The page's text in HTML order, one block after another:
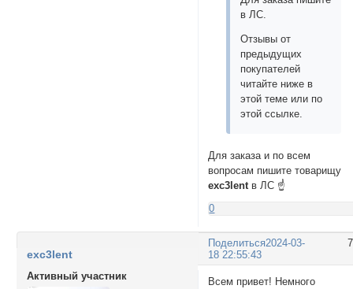
в ЛС.
Отзывы от
предыдущих
покупателей
читайте ниже в
этой теме или по
этой ссылке.
Для заказа и по всем
вопросам пишите товарищу
exc3lent в ЛС ☝
0
Поделиться2024-03-
18 22:55:43
exc3lent
Активный участник
Всем привет! Немного